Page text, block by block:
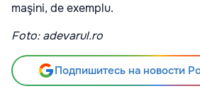
maşini, de exemplu.
Foto: adevarul.ro
Подпишитесь на новости